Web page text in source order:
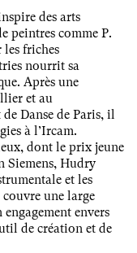
des arts
peintres comme P.
friches
nourrit sa
Après une
et au
Danse de Paris, il
à l’Ircam.
dont le prix jeune
Siemens, Hudry
et les
une large
envers
de création et de